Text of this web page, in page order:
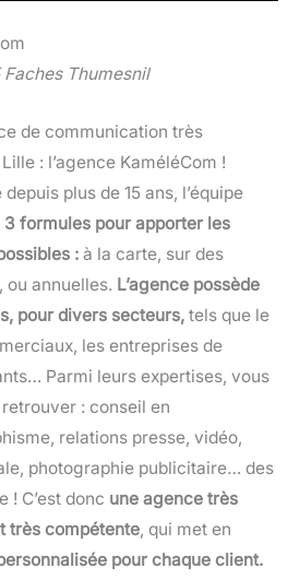
Faches Thumesnil
de communication très
: l’agence KaméléCom !
plus de 15 ans, l’équipe
3 formules pour apporter les
: à la carte, sur des
ou annuelles. L’agence possède
pour divers secteurs, tels que le
les entreprises de
Parmi leurs expertises, vous
: conseil en
relations presse, vidéo,
photographie publicitaire… des
! C’est donc une agence très
très compétente, qui met en
pour chaque client.